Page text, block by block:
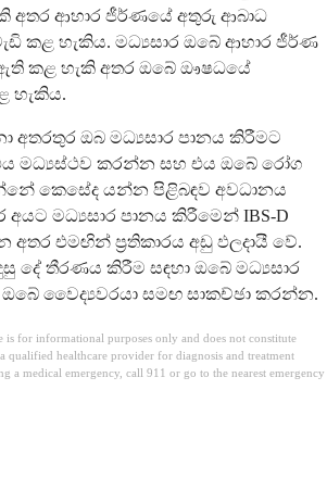
අතර ආහාර ජීර්ණයේ අතුරු ආබාධ
කළ හැකිය. මධ්‍යසාර ඔබේ ආහාර ජීර්ණ
කළ හැකි අතර ඔබේ ඖෂධයේ
හැකිය.
අතරතුර ඔබ මධ්‍යසාර පානය කිරීමට
මධ්‍යස්ථව කරන්න සහ එය ඔබේ රෝග
කෙසේද යන්න පිළිබඳව අවධානය
මධ්‍යසාර පානය කිරීමෙන් IBS-D
එමඟින් ප්‍රතිකාරය අඩු ඵලදායී වේ.
දේ තීරණය කිරීම සඳහා ඔබේ මධ්‍යසාර
වෛද්‍යවරයා සමඟ සාකච්ඡා කරන්න.
is for informational purposes only and does not constitute
qualified healthcare provider for diagnosis and treatment
a medical emergency, call 911 or go to the nearest emergency